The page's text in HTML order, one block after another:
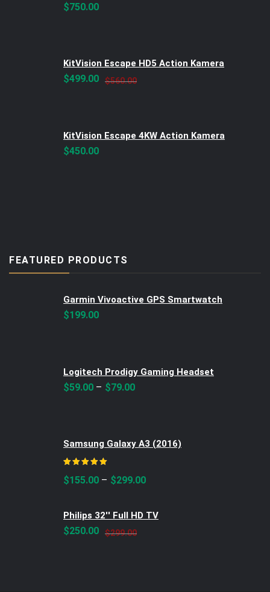
$750.00
KitVision Escape HD5 Action Kamera
$560.00Original
$499.00
Current
KitVision Escape 4KW Action Kamera
$450.00
FEATURED PRODUCTS
Garmin Vivoactive GPS Smartwatch
$199.00
Logitech Prodigy Gaming Headset
$59.00 – $79.00
Samsung Galaxy A3 (2016)
$155.00 – $299.00
Philips 32'' Full HD TV
$299.00Original
$250.00
Current